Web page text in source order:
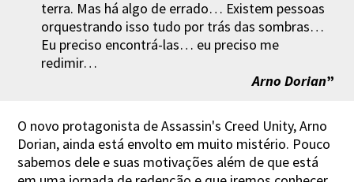
terra. Mas há algo de errado… Existem pessoas
orquestrando isso tudo por trás das sombras…
Eu preciso encontrá-las… eu preciso me
redimir…
Arno Dorian”
O novo protagonista de Assassin's Creed Unity, Arno
Dorian, ainda está envolto em muito mistério. Pouco
sabemos dele e suas motivações além de que está